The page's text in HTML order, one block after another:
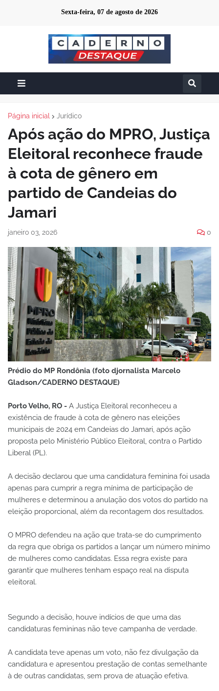
Sexta-feira, 07 de agosto de 2026
Página inicial Jurídico
Após ação do MPRO, Justiça
Eleitoral reconhece fraude
à cota de gênero em
partido de Candeias do
Jamari
janeiro 03, 2026 0
Prédio do MP Rondônia (foto djornalista Marcelo
Gladson/CADERNO DESTAQUE)
Porto Velho, RO - A Justiça Eleitoral reconheceu a
existência de fraude à cota de gênero nas eleições
municipais de 2024 em Candeias do Jamari, após ação
proposta pelo Ministério Público Eleitoral, contra o Partido
Liberal (PL).
A decisão declarou que uma candidatura feminina foi usada
apenas para cumprir a regra mínima de participação de
mulheres e determinou a anulação dos votos do partido na
eleição proporcional, além da recontagem dos resultados.
O MPRO defendeu na ação que trata-se do cumprimento
da regra que obriga os partidos a lançar um número mínimo
de mulheres como candidatas. Essa regra existe para
garantir que mulheres tenham espaço real na disputa
eleitoral.
Segundo a decisão, houve indícios de que uma das
candidaturas femininas não teve campanha de verdade.
A candidata teve apenas um voto, não fez divulgação da
candidatura e apresentou prestação de contas semelhante
à de outras candidatas, sem prova de atuação efetiva.